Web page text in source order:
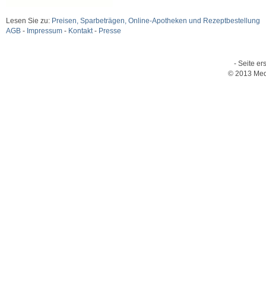
Lesen Sie zu: Preisen, Sparbeträgen, Online-Apotheken und Rezeptbestellung
AGB - Impressum - Kontakt- Presse
- Seite
© 2013